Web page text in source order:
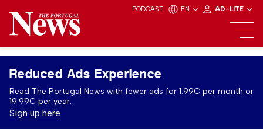
PODCAST EN AD-LITE
Reduced Ads Experience
Read The Portugal News with fewer ads for 1.99€ per month or
19.99€ per year.
Sign up here